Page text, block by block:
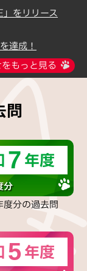
をリリース
達成！
もっと見る
問
7年度
分
度分の過去問
5年度